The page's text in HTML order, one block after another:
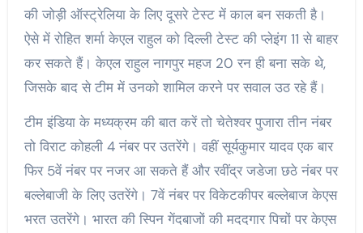
की जोड़ी ऑस्ट्रेलिया के लिए दूसरे टेस्ट में काल बन सकती है।
ऐसे में रोहित शर्मा केएल राहुल को दिल्ली टेस्ट की प्लेइंग 11 से बाहर
कर सकते हैं। केएल राहुल नागपुर महज 20 रन ही बना सके थे,
जिसके बाद से टीम में उनको शामिल करने पर सवाल उठ रहे हैं।
टीम इंडिया के मध्यक्रम की बात करें तो चेतेश्वर पुजारा तीन नंबर
तो विराट कोहली 4 नंबर पर उतरेंगे। वहीं सूर्यकुमार यादव एक बार
फिर 5वें नंबर पर नजर आ सकते हैं और रवींद्र जडेजा छठे नंबर पर
बल्लेबाजी के लिए उतरेंगे। 7वें नंबर पर विकेटकीपर बल्लेबाज केएस
भरत उतरेंगे। भारत की स्पिन गेंदबाजों की मददगार पिचों पर केएस